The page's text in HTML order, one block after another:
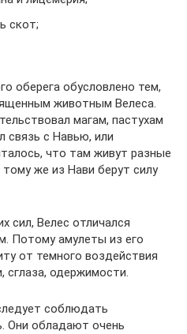
скот;
оберега обусловлено тем,
животным Велеса.
магам, пастухам
связь с Навью, или
что там живут разные
же из Нави берут силу
сил, Велес отличался
Потому амулеты из его
от темного воздействия
сглаза, одержимости.
соблюдать
Они обладают очень